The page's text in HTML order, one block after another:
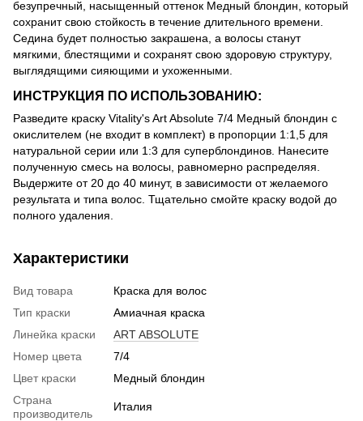
безупречный, насыщенный оттенок Медный блондин, который
сохранит свою стойкость в течение длительного времени.
Седина будет полностью закрашена, а волосы станут
мягкими, блестящими и сохранят свою здоровую структуру,
выглядящими сияющими и ухоженными.
ИНСТРУКЦИЯ ПО ИСПОЛЬЗОВАНИЮ:
Разведите краску Vitality's Art Absolute 7/4 Медный блондин с
окислителем (не входит в комплект) в пропорции 1:1,5 для
натуральной серии или 1:3 для суперблондинов. Нанесите
полученную смесь на волосы, равномерно распределяя.
Выдержите от 20 до 40 минут, в зависимости от желаемого
результата и типа волос. Тщательно смойте краску водой до
полного удаления.
Характеристики
Вид товара
Краска для волос
Тип краски
Амиачная краска
Линейка краски
ART ABSOLUTE
Номер цвета
7/4
Цвет краски
Медный блондин
Страна
производитель
Италия